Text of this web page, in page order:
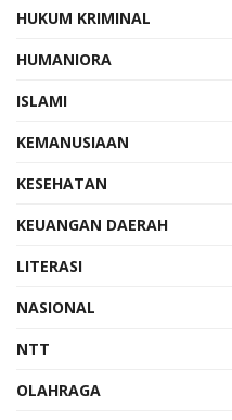
HUKUM KRIMINAL
HUMANIORA
ISLAMI
KEMANUSIAAN
KESEHATAN
KEUANGAN DAERAH
LITERASI
NASIONAL
NTT
OLAHRAGA